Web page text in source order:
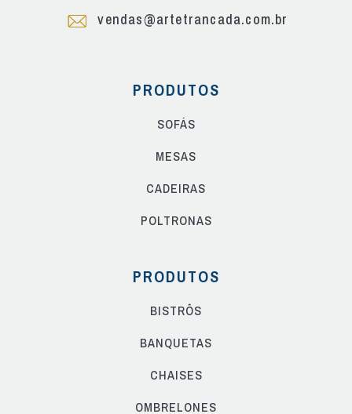
vendas@artetrancada.com.br
PRODUTOS
SOFÁS
MESAS
CADEIRAS
POLTRONAS
PRODUTOS
BISTRÔS
BANQUETAS
CHAISES
OMBRELONES